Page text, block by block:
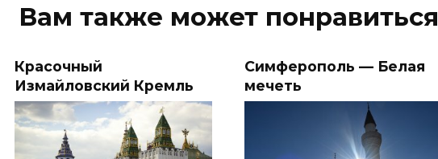
Вам также может понравиться
Красочный
Измайловский Кремль
Симферополь — Белая
мечеть